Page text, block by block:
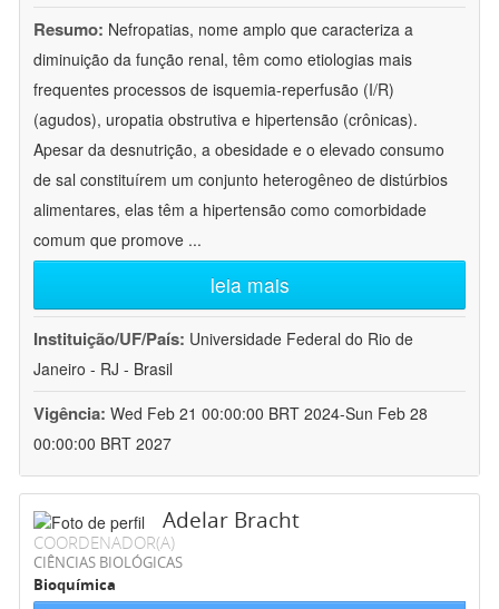
Resumo: Nefropatias, nome amplo que caracteriza a
diminuição da função renal, têm como etiologias mais
frequentes processos de isquemia-reperfusão (I/R)
(agudos), uropatia obstrutiva e hipertensão (crônicas).
Apesar da desnutrição, a obesidade e o elevado consumo
de sal constituírem um conjunto heterogêneo de distúrbios
alimentares, elas têm a hipertensão como comorbidade
comum que promove ...
leia mais
Instituição/UF/País: Universidade Federal do Rio de
Janeiro - RJ - Brasil
Vigência: Wed Feb 21 00:00:00 BRT 2024-Sun Feb 28
00:00:00 BRT 2027
Adelar Bracht
COORDENADOR(A)
CIÊNCIAS BIOLÓGICAS
Bioquímica